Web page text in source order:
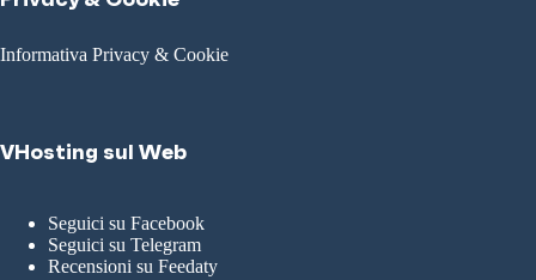
Informativa Privacy & Cookie
VHosting sul Web
Seguici su Facebook
Seguici su Telegram
Recensioni su Feedaty